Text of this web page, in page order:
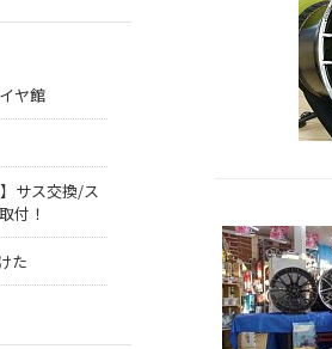
ヤ館
サス交換/ス
付！
た